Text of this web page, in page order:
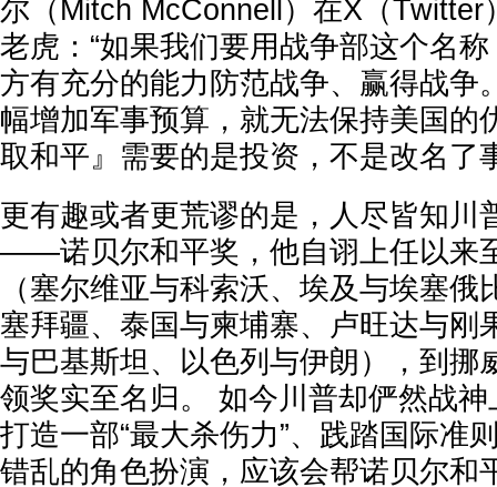
尔（Mitch McConnell）在X（Twitter
老虎：“如果我们要用战争部这个名
方有充分的能力防范战争、赢得战争
幅增加军事预算，就无法保持美国的
取和平』需要的是投资，不是改名了
更有趣或者更荒谬的是，人尽皆知川
——诺贝尔和平奖，他自诩上任以来
（塞尔维亚与科索沃、埃及与埃塞
塞拜疆、泰国与柬埔寨、卢旺达与刚
与巴基斯坦、以色列与伊朗），到挪
领奖实至名归。 如今川普却俨然战
打造一部“最大杀伤力”、践踏国际准
错乱的角色扮演，应该会帮诺贝尔和